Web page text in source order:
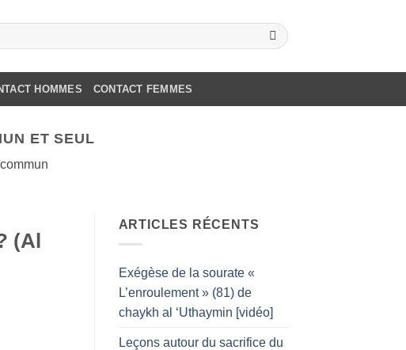
HOMMES CONTACT FEMMES
ET SEUL
(Al
ARTICLES RÉCENTS
Exégèse de la sourate «
L’enroulement » (81) de
chaykh al ‘Uthaymin [vidéo]
Leçons autour du sacrifice du